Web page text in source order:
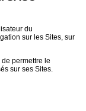
du
sur les Sites, sur
de permettre le
sur ses Sites.